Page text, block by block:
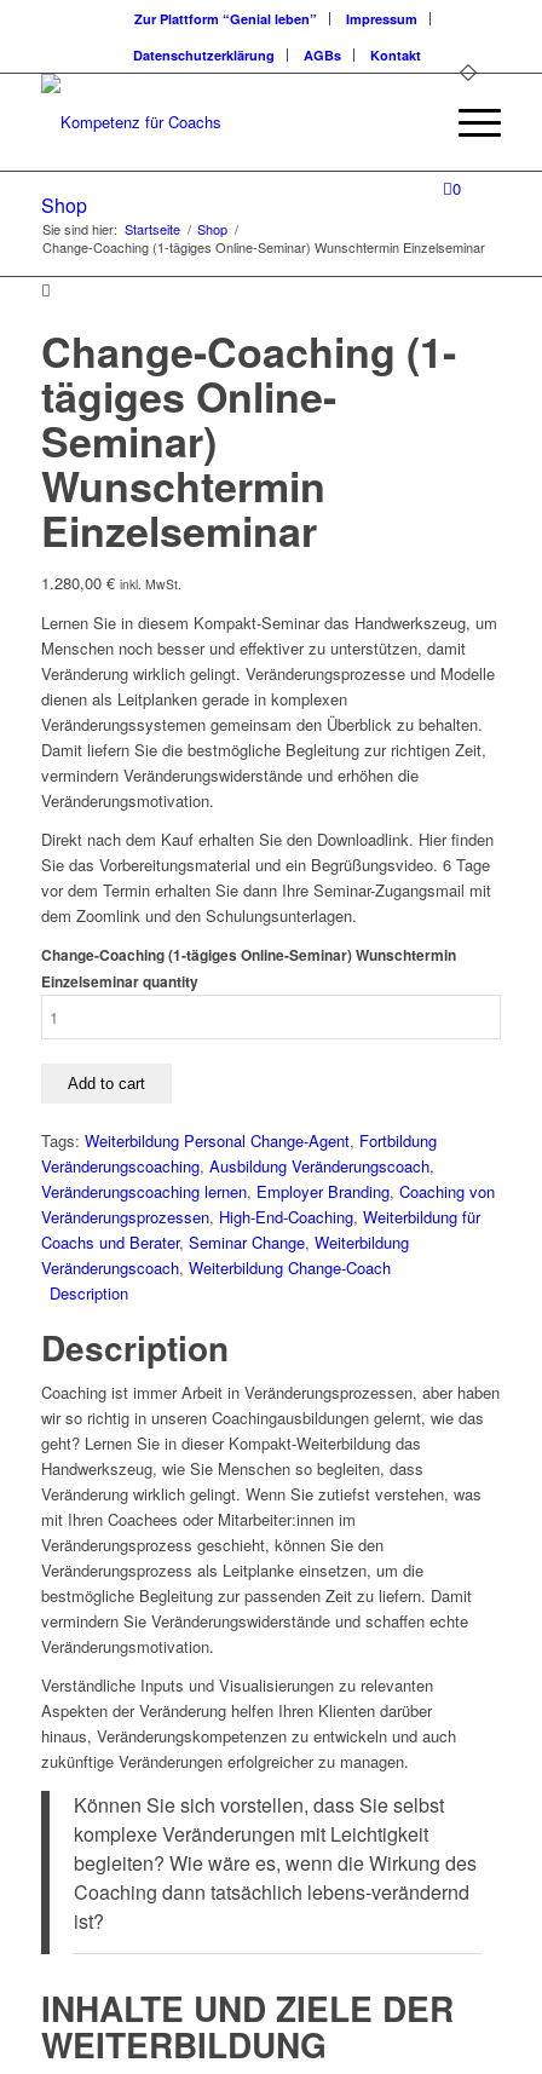
Zur Plattform “Genial leben”
Impressum
Datenschutzerklärung
AGBs Kontakt
0
Shop
Sie sind hier: Startseite / Shop /
Change-Coaching (1-tägiges Online-Seminar) Wunschtermin Einzelseminar
Change-Coaching (1-
tägiges Online-
Seminar)
Wunschtermin
Einzelseminar
1.280,00 € inkl. MwSt.
Lernen Sie in diesem Kompakt-Seminar das Handwerkszeug, um
Menschen noch besser und effektiver zu unterstützen, damit
Veränderung wirklich gelingt. Veränderungsprozesse und Modelle
dienen als Leitplanken gerade in komplexen
Veränderungssystemen gemeinsam den Überblick zu behalten.
Damit liefern Sie die bestmögliche Begleitung zur richtigen Zeit,
vermindern Veränderungswiderstände und erhöhen die
Veränderungsmotivation.
Direkt nach dem Kauf erhalten Sie den Downloadlink. Hier finden
Sie das Vorbereitungsmaterial und ein Begrüßungsvideo. 6 Tage
vor dem Termin erhalten Sie dann Ihre Seminar-Zugangsmail mit
dem Zoomlink und den Schulungsunterlagen.
Change-Coaching (1-tägiges Online-Seminar) Wunschtermin
Einzelseminar quantity
Add to cart
Tags: Weiterbildung Personal Change-Agent, Fortbildung
Veränderungscoaching, Ausbildung Veränderungscoach,
Veränderungscoaching lernen, Employer Branding, Coaching von
Veränderungsprozessen, High-End-Coaching, Weiterbildung für
Coachs und Berater, Seminar Change, Weiterbildung
Veränderungscoach, Weiterbildung Change-Coach
Description
Description
Coaching ist immer Arbeit in Veränderungsprozessen, aber haben
wir so richtig in unseren Coachingausbildungen gelernt, wie das
geht? Lernen Sie in dieser Kompakt-Weiterbildung das
Handwerkszeug, wie Sie Menschen so begleiten, dass
Veränderung wirklich gelingt. Wenn Sie zutiefst verstehen, was
mit Ihren Coachees oder Mitarbeiter:innen im
Veränderungsprozess geschieht, können Sie den
Veränderungsprozess als Leitplanke einsetzen, um die
bestmögliche Begleitung zur passenden Zeit zu liefern. Damit
vermindern Sie Veränderungswiderstände und schaffen echte
Veränderungsmotivation.
Verständliche Inputs und Visualisierungen zu relevanten
Aspekten der Veränderung helfen Ihren Klienten darüber
hinaus, Veränderungskompetenzen zu entwickeln und auch
zukünftige Veränderungen erfolgreicher zu managen.
Können Sie sich vorstellen, dass Sie selbst
komplexe Veränderungen mit Leichtigkeit
begleiten? Wie wäre es, wenn die Wirkung des
Coaching dann tatsächlich lebens-verändernd
ist?
INHALTE UND ZIELE DER
WEITERBILDUNG